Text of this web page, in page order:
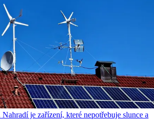
je zařízení, které nepotřebuje slunce a